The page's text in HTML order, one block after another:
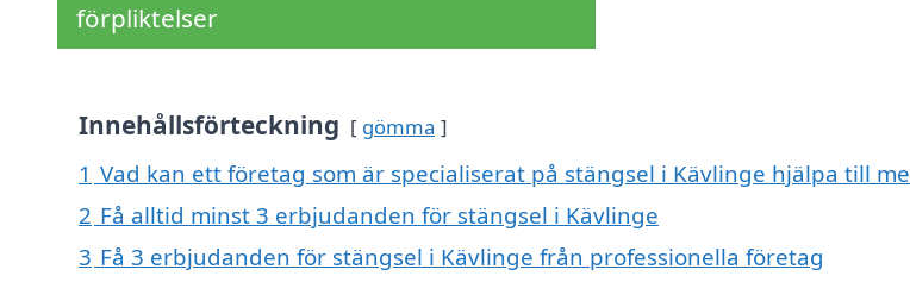
förpliktelser
Innehållsförteckning gömma
1 Vad kan ett företag som är specialiserat på stängsel i Kävlinge hjälpa till
2 Få alltid minst 3 erbjudanden för stängsel i Kävlinge
3 Få 3 erbjudanden för stängsel i Kävlinge från professionella företag